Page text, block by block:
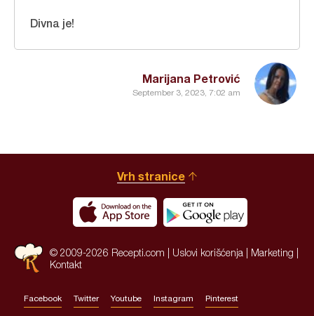
Marijana Petrović
September 3, 2023, 7:02 am
Divna je!
Vrh stranice
© 2009-2026 Recepti.com | Uslovi korišćenja Marketing
Kontakt
Facebook Twitter Youtube Instagram Pinterest